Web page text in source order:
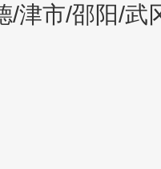
/津市/邵阳/